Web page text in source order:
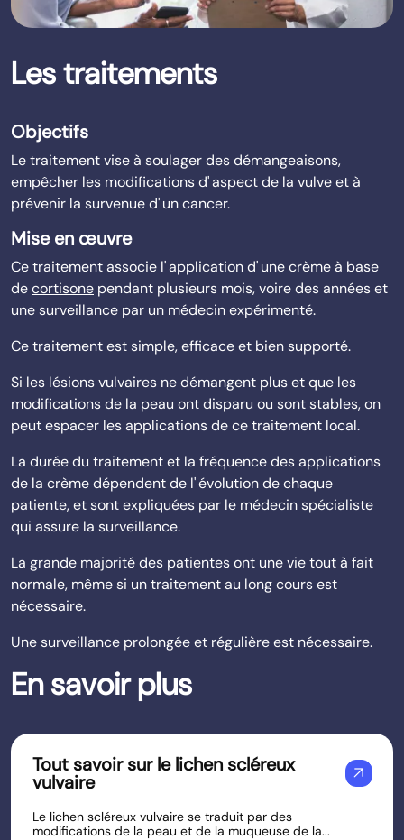
Les traitements
Objectifs
Le traitement vise à soulager des démangeaisons,
empêcher les modifications d' aspect de la vulve et à
prévenir la survenue d' un cancer.
Mise en œuvre
Ce traitement associe l' application d' une crème à base
decortisone pendant plusieurs mois, voire des années et
une surveillance par un médecin expérimenté.
Ce traitement est simple, efficace et bien supporté.
Si les lésions vulvaires ne démangent plus et que les
modifications de la peau ont disparu ou sont stables, on
peut espacer les applications de ce traitement local.
La durée du traitement et la fréquence des applications
de la crème dépendent de l' évolution de chaque
patiente, et sont expliquées par le médecin spécialiste
qui assure la surveillance.
La grande majorité des patientes ont une vie tout à fait
normale, même si un traitement au long cours est
nécessaire.
Une surveillance prolongée et régulière est nécessaire.
En savoir plus
Tout savoir sur le lichen scléreux
vulvaire arrow_outward
Le lichen scléreux vulvaire se traduit par des
modifications de la peau et de la muqueuse de la...